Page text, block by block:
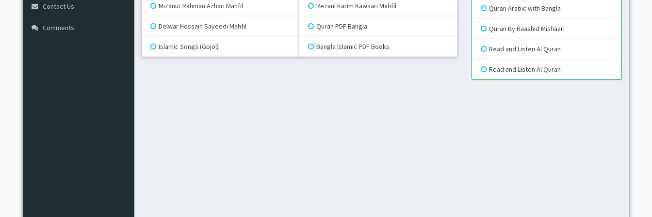
Contact Us
Comments
Mizanur Rahman Azhari Mahfil
Delwar Hossain Sayeedi Mahfil
Islamic Songs (Gojol)
Rezaul Karim Kawsari Mahfil
Quran PDF Bangla
Bangla Islamic PDF Books
Quran Arabic with Bangla
Quran By Raashid Mishaari
Read and Listen Al Quran
Read and Listen Al Quran